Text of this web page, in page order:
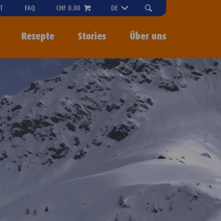
FAQ CHF 0.00 DE
"OPEN
SEARCH-
MENU
Rezepte Stories Über uns